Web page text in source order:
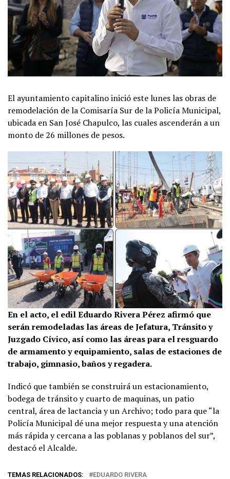
El ayuntamiento capitalino inició este lunes las obras de
remodelación de la Comisaría Sur de la Policía Municipal,
ubicada en San José Chapulco, las cuales ascenderán a un
monto de 26 millones de pesos.
En el acto, el edil Eduardo Rivera Pérez afirmó que
serán remodeladas las áreas de Jefatura, Tránsito y
Juzgado Cívico, así como las áreas para el resguardo
de armamento y equipamiento, salas de estaciones de
trabajo, gimnasio, baños y regadera.
Indicó que también se construirá un estacionamiento,
bodega de tránsito y cuarto de maquinas, un patio
central, área de lactancia y un Archivo; todo para que “la
Policía Municipal dé una mejor respuesta y una atención
más rápida y cercana a las poblanas y poblanos del sur”,
destacó el Alcalde.
TEMAS RELACIONADOS: EDUARDO RIVERA